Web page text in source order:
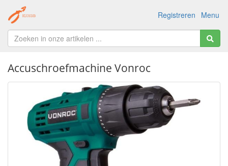
Menu
Registreren
Accuschroefmachine Vonroc